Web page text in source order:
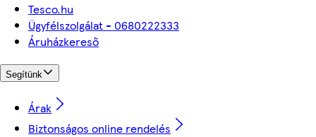
Tesco.hu
Ügyfélszolgálat - 0680222333
Áruházkereső
Segítünk
Árak
Biztonságos online rendelés